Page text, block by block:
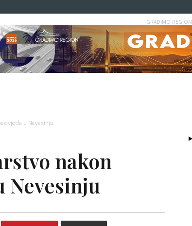
GRADIMO REGION
u Nevesinju
nakon
Nevesinju